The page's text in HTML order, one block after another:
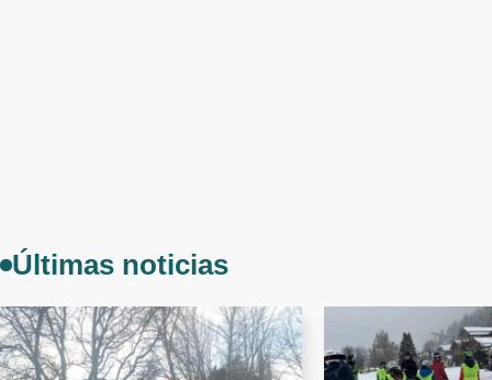
Últimas noticias